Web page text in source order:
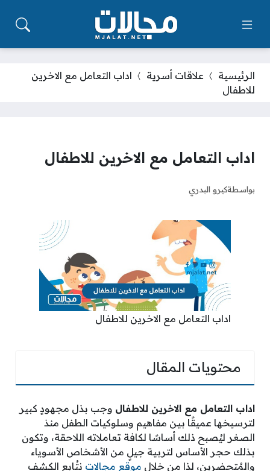
الرئيسية علاقات أسرية
اداب التعامل مع الاخرين
للاطفال
اداب التعامل مع الاخرين للاطفال
بواسطةكيرو البدري
اداب التعامل مع الاخرين للاطفال
محتويات المقال
اداب التعامل مع الاخرين للاطفال وجب بذل مجهودٍ كبير
لترسيخها عميقًا بين مفاهيم وسلوكيات الطفل منذ
الصغر ليُصبح ذلك أساسًا لكافة تعاملاته اللاحقة، وتكون
بذلك حجر الأساس لتربية جيلٍ من الأشخاص الأسوياء
والمُتحضرين، لذا من خلال موقع مجالات نتُابع الكشف